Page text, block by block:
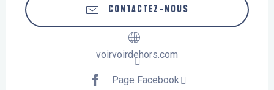
CONTACTEZ-NOUS
voirvoirdehors.com
Page Facebook